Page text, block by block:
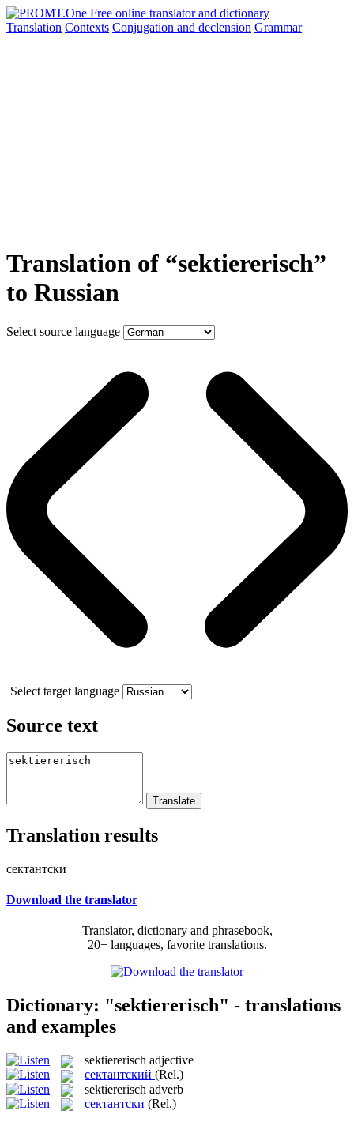
Translation Contexts Conjugation and declension Grammar
Translation of “sektiererisch”
to Russian
Select source language
Select target language
Source text
Translation results
сектантски
Download the translator
Translator, dictionary and phrasebook,
20+ languages, favorite translations.
Dictionary: "sektiererisch" - translations
and examples
sektiererisch adjective
сектантский (Rel.)
sektiererisch adverb
сектантски (Rel.)